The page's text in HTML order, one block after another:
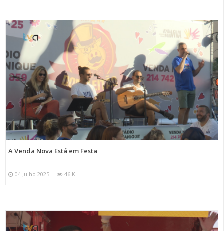
A Venda Nova Está em Festa
04 Julho 2025 46 K